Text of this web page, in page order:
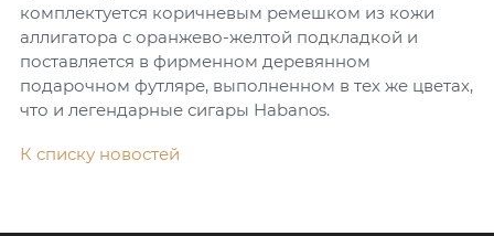
комплектуется коричневым ремешком из кожи
аллигатора с оранжево-желтой подкладкой и
поставляется в фирменном деревянном
подарочном футляре, выполненном в тех же цветах,
что и легендарные сигары Habanos.
К списку новостей